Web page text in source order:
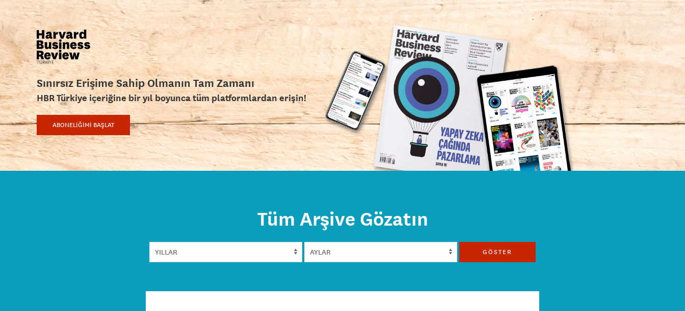
Sınırsız Erişime Sahip Olmanın Tam Zamanı
HBR Türkiye içeriğine bir yıl boyunca tüm platformlardan erişin!
ABONELİĞİMİ BAŞLAT
Tüm Arşive Gözatın
GÖSTER